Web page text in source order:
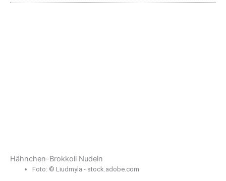
Hähnchen-Brokkoli Nudeln
Foto: © Liudmyla - stock.adobe.com